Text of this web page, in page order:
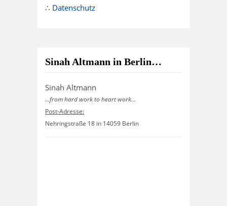
∴ Datenschutz
Sinah Altmann in Berlin…
Sinah Altmann
...from hard work to heart work...
Post-Adresse:
Nehringstraße 18 in 14059 Berlin